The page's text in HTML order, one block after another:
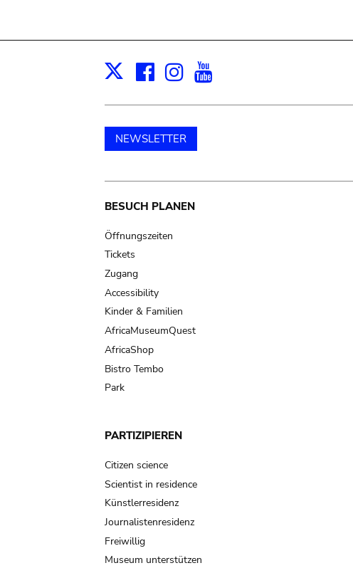
X Facebook
Instagram
NEWSLETTER
Main
navigation
BESUCH PLANEN
Öffnungszeiten
Tickets
Zugang
Accessibility
Kinder & Familien
AfricaMuseumQuest
AfricaShop
Bistro Tembo
Park
PARTIZIPIEREN
Citizen science
Scientist in residence
Künstlerresidenz
Journalistenresidenz
Freiwillig
Museum unterstützen